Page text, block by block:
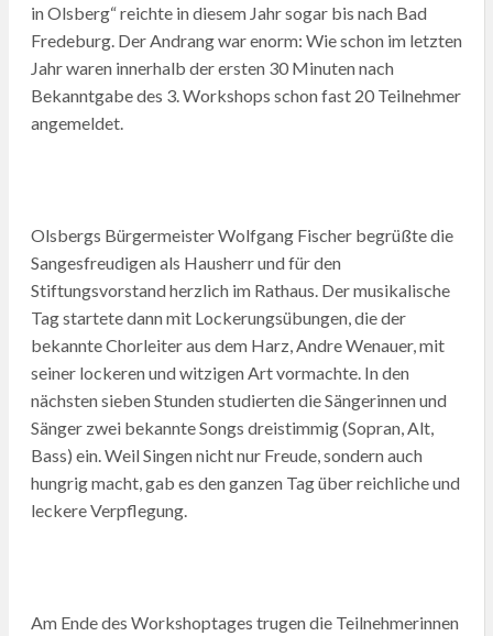
in Olsberg“ reichte in diesem Jahr sogar bis nach Bad
Fredeburg. Der Andrang war enorm: Wie schon im letzten
Jahr waren innerhalb der ersten 30 Minuten nach
Bekanntgabe des 3. Workshops schon fast 20 Teilnehmer
angemeldet.
Olsbergs Bürgermeister Wolfgang Fischer begrüßte die
Sangesfreudigen als Hausherr und für den
Stiftungsvorstand herzlich im Rathaus. Der musikalische
Tag startete dann mit Lockerungsübungen, die der
bekannte Chorleiter aus dem Harz, Andre Wenauer, mit
seiner lockeren und witzigen Art vormachte. In den
nächsten sieben Stunden studierten die Sängerinnen und
Sänger zwei bekannte Songs dreistimmig (Sopran, Alt,
Bass) ein. Weil Singen nicht nur Freude, sondern auch
hungrig macht, gab es den ganzen Tag über reichliche und
leckere Verpflegung.
Am Ende des Workshoptages trugen die Teilnehmerinnen